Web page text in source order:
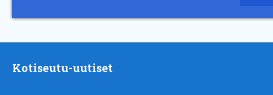
Kotiseutu-uutiset